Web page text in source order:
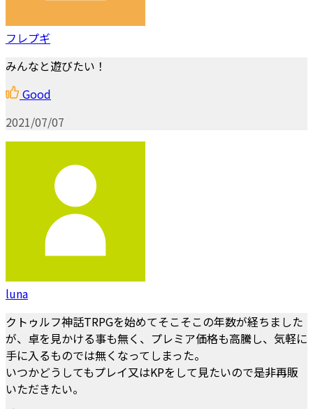
フレプギ
みんなと遊びたい！
Good
2021/07/07
luna
クトゥルフ神話TRPGを始めてそこそこの年数が経ちました
が、卓を見かける事も無く、プレミア価格も高騰し、気軽に
手に入るものでは無くなってしまった。
いつかどうしてもプレイ又はKPをして見たいので是非再販
いただきたい。